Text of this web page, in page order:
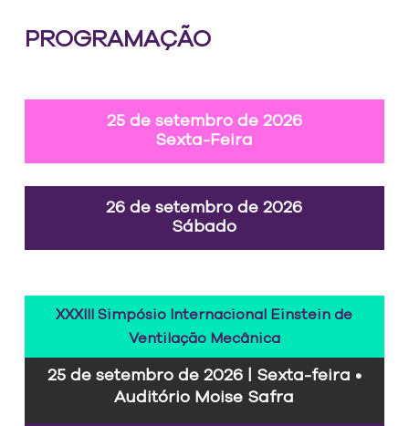
PROGRAMAÇÃO
25 de setembro de 2026
Sexta-Feira
26 de setembro de 2026
Sábado
XXXIII Simpósio Internacional Einstein de
Ventilação Mecânica
25 de setembro de 2026 | Sexta-feira •
Auditório Moise Safra